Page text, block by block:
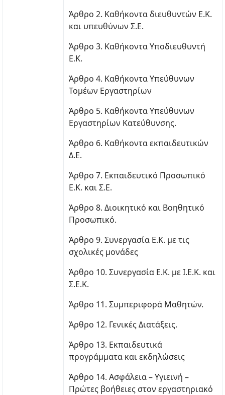
Άρθρο 2. Καθήκοντα διευθυντών Ε.Κ.
και υπευθύνων Σ.Ε.
Άρθρο 3. Καθήκοντα Υποδιευθυντή
Ε.Κ.
Άρθρο 4. Καθήκοντα Υπεύθυνων
Τομέων Εργαστηρίων
Άρθρο 5. Καθήκοντα Υπεύθυνων
Εργαστηρίων Κατεύθυνσης.
Άρθρο 6. Καθήκοντα εκπαιδευτικών
Δ.Ε.
Άρθρο 7. Εκπαιδευτικό Προσωπικό
Ε.Κ. και Σ.Ε.
Άρθρο 8. Διοικητικό και Βοηθητικό
Προσωπικό.
Άρθρο 9. Συνεργασία Ε.Κ. με τις
σχολικές μονάδες
Άρθρο 10. Συνεργασία Ε.Κ. με Ι.Ε.Κ. και
Σ.Ε.Κ.
Άρθρο 11. Συμπεριφορά Μαθητών.
Άρθρο 12. Γενικές Διατάξεις.
Άρθρο 13. Εκπαιδευτικά
προγράμματα και εκδηλώσεις
Άρθρο 14. Ασφάλεια – Υγιεινή –
Πρώτες βοήθειες στον εργαστηριακό